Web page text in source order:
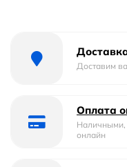
очистку и сохраняет
протяжении всего
привлекательным
приобрести
Доставим
Оплата
Наличными,
онлайн